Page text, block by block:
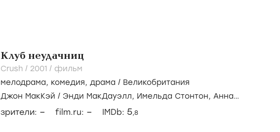
Клуб неудачниц
Crush / 2001 / фильм
мелодрама, комедия, драма / Великобритания
Джон МакКэй / Энди МакДауэлл, Имельда Стонтон, Анна
зрители: – film.ru: – IMDb: 5,8